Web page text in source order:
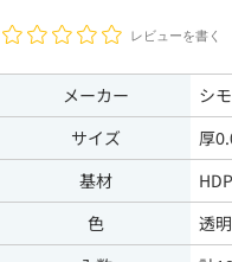
レビューを書く
メーカー
シ
サイズ
厚
基材
色
透明